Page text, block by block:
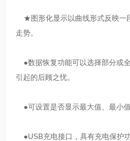
★图形化显示以曲线形式反映一
走势。
●数据恢复功能可以选择部分或
引起的后顾之忧。
●可设置是否显示最大值、最小
●USB充电接口，具有充电保护